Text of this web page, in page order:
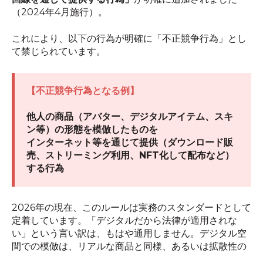
（2024年4月施行）。
これにより、以下の行為が明確に「不正競争行為」とし
て禁じられています。
【不正競争行為となる例】
他人の商品（アバター、デジタルアイテム、スキ
ン等）の形態を模倣したものを
インターネット等を通じて提供（ダウンロード販
売、ストリーミング利用、NFT化して配布など）
する行為
2026年の現在、このルールは実務のスタンダードとして
定着しています。「デジタルだから法律が適用されな
い」という言い訳は、もはや通用しません。デジタル空
間での模倣は、リアルな商品と同様、あるいは拡散性の